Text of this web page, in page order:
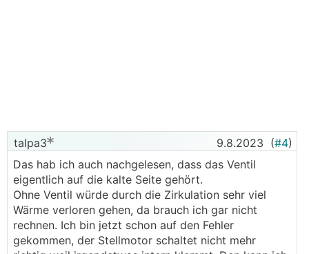
talpa3 9.8.2023 (#4)
Das hab ich auch nachgelesen, dass das Ventil
eigentlich auf die kalte Seite gehört.
Ohne Ventil würde durch die Zirkulation sehr viel
Wärme verloren gehen, da brauch ich gar nicht
rechnen. Ich bin jetzt schon auf den Fehler
gekommen, der Stellmotor schaltet nicht mehr